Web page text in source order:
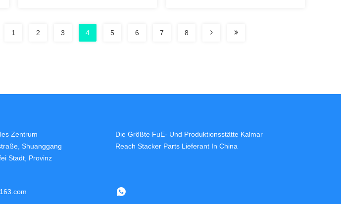
1 2 3 4 5 6 7 8
Zentrum
Shuanggang
Stadt, Provinz
Die Größte FuE- Und Produktionsstätte Kalmar
Reach Stacker Parts Lieferant In China